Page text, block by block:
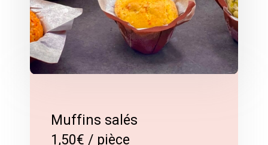
Muffins salés
1,50€ / pièce